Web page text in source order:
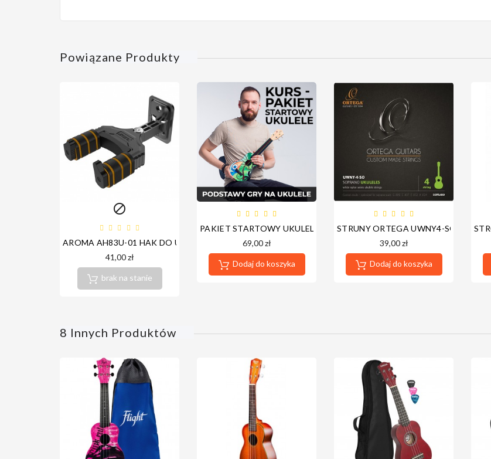
Powiązane Produkty

AROMA AH83U-01 HAK DO UKULELE
41,00 zł
brak na stanie
PAKIET STARTOWY UKULELE WERSJA CYFROWA - NOWA PLATFORMA
69,00 zł
Dodaj do koszyka
STRUNY ORTEGA UWNY4-SO
39,00 zł
Dodaj do koszyka
8 Innych Produktów